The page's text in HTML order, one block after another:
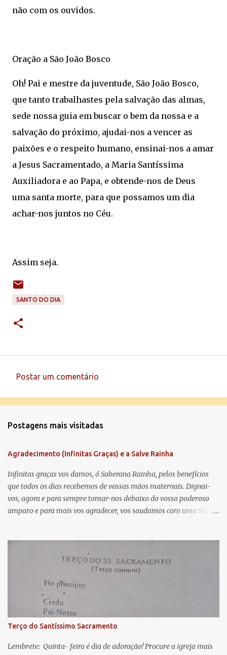
não com os ouvidos.
Oração a São João Bosco
Oh! Pai e mestre da juventude, São João Bosco,
que tanto trabalhastes pela salvação das almas,
sede nossa guia em buscar o bem da nossa e a
salvação do próximo, ajudai-nos a vencer as
paixões e o respeito humano, ensinai-nos a amar
a Jesus Sacramentado, a Maria Santíssima
Auxiliadora e ao Papa, e obtende-nos de Deus
uma santa morte, para que possamos um dia
achar-nos juntos no Céu.
Assim seja.
SANTO DO DIA
e
t
á
r
i
o
Postar um comentário
Postagens mais visitadas
Agradecimento (Infinitas Graças) e a Salve Rainha
Infinitas graças vos damos, ó Soberana Rainha, pelos benefícios
que todos os dias recebemos de vossas mãos maternais. Dignai-
vos, agora e para sempre tomar-nos debaixo do vosso poderoso
amparo e para mais vos agradecer, vos saudamos com uma Salve
lágrimas. Eia, pois, Advogada nossa, estes vossos olhos
misericordiosos a nós volvei, e depois deste desterro, mostrai-nos
Jesus. Bendito é o fruto do vosso ventre, ó clemente, ó piedosa, ó
doce e sempre Virgem Maria. Rogai por nós Santa Mãe de Deus.
Para que sejamos dignos das promessas de Cristo. Amém.
Terço do Santíssimo Sacramento
Lembrete: Quinta- feira é dia de adoração! Procure a igreja mais